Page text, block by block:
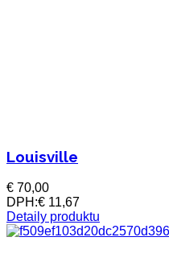
Louisville
€ 70,00
DPH:€ 11,67
Detaily produktu